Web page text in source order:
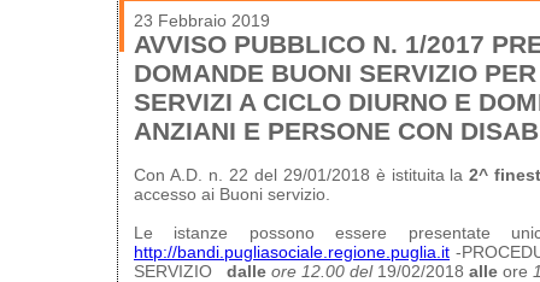
23 Febbraio 2019
AVVISO PUBBLICO N. 1/2017
DOMANDE BUONI SERVIZIO
SERVIZI A CICLO DIURNO E
ANZIANI E PERSONE CON
Con A.D. n. 22 del 29/01/2018 è istituita la2^
accesso ai Buoni servizio.
Le istanze possono essere presentate
http://bandi.pugliasociale.regione.puglia.it -
SERVIZIO dalle ore 12.00 del 19/02/2018 alle ore